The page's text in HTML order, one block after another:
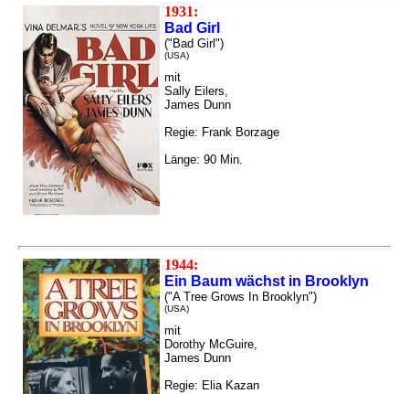
1931:
Bad Girl
("Bad Girl")
(USA)
mit
Sally Eilers,
James Dunn
Regie: Frank Borzage
Länge: 90 Min.
1944:
Ein Baum wächst in Brooklyn
("A Tree Grows In Brooklyn")
(USA)
mit
Dorothy McGuire,
James Dunn
Regie: Elia Kazan